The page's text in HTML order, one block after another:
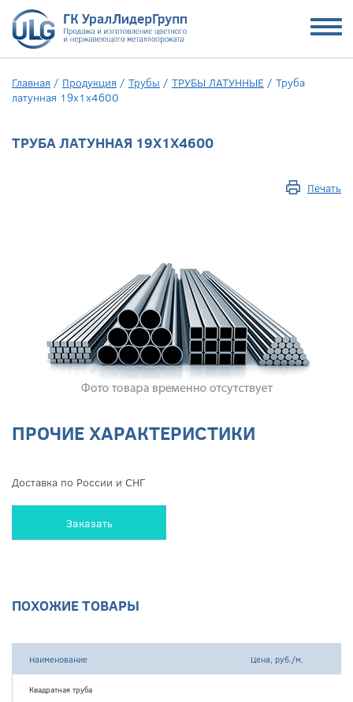
Главная / Продукция / Трубы / ТРУБЫ ЛАТУННЫЕ / Труба
латунная 19х1х4600
ТРУБА ЛАТУННАЯ 19Х1Х4600
Печать
ПРОЧИЕ ХАРАКТЕРИСТИКИ
Доставка по России и СНГ
Заказать
ПОХОЖИЕ ТОВАРЫ
Наименование Цена, руб./м.
Квадратная труба